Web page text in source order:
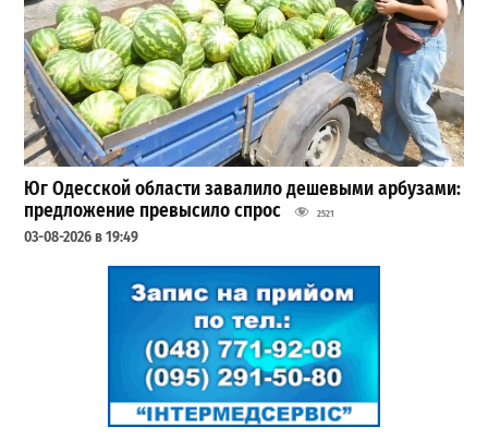
Юг Одесской области завалило дешевыми арбузами:
предложение превысило спрос
2521
03-08-2026 в 19:49